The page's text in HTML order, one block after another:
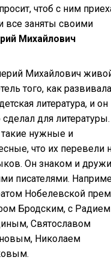
чтоб с ним
все заняты своими
Михайлович
Михайлович
того, как
литература, и он
для
такие нужные и
что их перевели
Он знаком и
писателями.
Нобелевской
Бродским, с Радием
Святославом
Николаем